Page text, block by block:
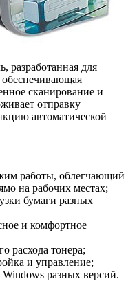
разработанная для
сканирование и
отправку
автоматической
работы, облегчающий
на рабочих местах;
бумаги разных
и комфортное
расхода тонера;
и управление;
разных версий.